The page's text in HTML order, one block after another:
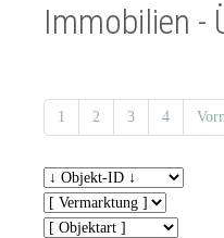
Immobilien -
1 2 3 4